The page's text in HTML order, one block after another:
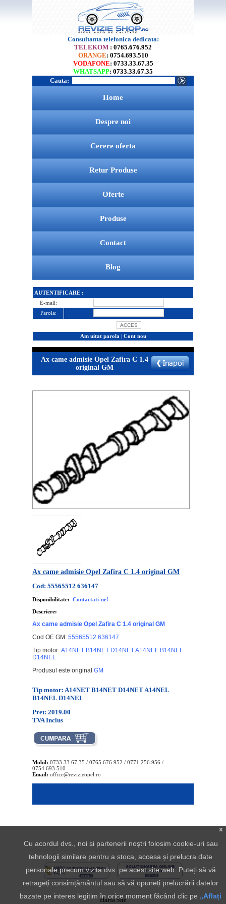
Consultanta telefonica dedicata:
TELEKOM : 0765.676.952
ORANGE: 0754.693.510
VODAFONE: 0733.33.67.35
WHATSAPP: 0733.33.67.35
Cauta:
Home
Despre noi
Cerere oferta
Retur Produse
Oferte
Produse
Contact
Blog
AUTENTIFICARE :
E-mail:
Parola:
Am uitat parola | Cont nou
Ax came admisie Opel Zafira C 1.4
original GM
Ax came admisie Opel Zafira C 1.4 original GM
Cod: 55565512 636147
Disponibilitate: Contactati-ne!
Descriere:
Ax came admisie Opel Zafira C 1.4 original GM
Cod OE GM: 55565512 636147
Tip motor: A14NET B14NET D14NET A14NEL B14NEL
D14NEL
Produsul este original GM
Tip motor: A14NET B14NET D14NET A14NEL
B14NEL D14NEL
Pret: 2019.00
TVA Inclus
Mobil: 0733.33.67.35 / 0765.676.952 / 0771.256.956 /
0754.693.510
Email: office@revizieopel.ro
Harta Site
x
Cu acordul dvs., noi și partenerii noștri folosim cookie-uri sau
tehnologii similare pentru a stoca, accesa și prelucra date
personale precum vizita dvs. pe acest site web. Puteți să vă
retrageți consimțământul sau să vă opuneți prelucrării datelor
bazate pe interes legitim în orice moment făcând clic pe „Aflați